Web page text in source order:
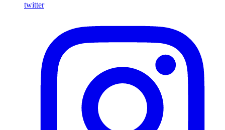
twitter